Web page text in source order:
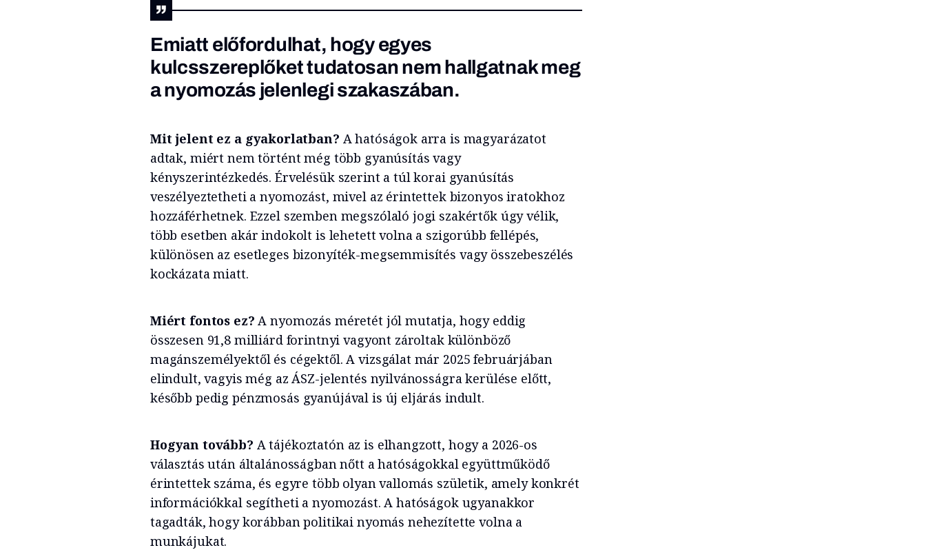
Emiatt előfordulhat, hogy egyes
kulcsszereplőket tudatosan nem hallgatnak meg
a nyomozás jelenlegi szakaszában.
Mit jelent ez a gyakorlatban? A hatóságok arra is magyarázatot
adtak, miért nem történt még több gyanúsítás vagy
kényszerintézkedés. Érvelésük szerint a túl korai gyanúsítás
veszélyeztetheti a nyomozást, mivel az érintettek bizonyos iratokhoz
hozzáférhetnek. Ezzel szemben megszólaló jogi szakértők úgy vélik,
több esetben akár indokolt is lehetett volna a szigorúbb fellépés,
különösen az esetleges bizonyíték-megsemmisítés vagy összebeszélés
kockázata miatt.
Miért fontos ez? A nyomozás méretét jól mutatja, hogy eddig
összesen 91,8 milliárd forintnyi vagyont zároltak különböző
magánszemélyektől és cégektől. A vizsgálat már 2025 februárjában
elindult, vagyis még az ÁSZ-jelentés nyilvánosságra kerülése előtt,
később pedig pénzmosás gyanújával is új eljárás indult.
Hogyan tovább? A tájékoztatón az is elhangzott, hogy a 2026-os
választás után általánosságban nőtt a hatóságokkal együttműködő
érintettek száma, és egyre több olyan vallomás születik, amely konkrét
információkkal segítheti a nyomozást. A hatóságok ugyanakkor
tagadták, hogy korábban politikai nyomás nehezítette volna a
munkájukat.